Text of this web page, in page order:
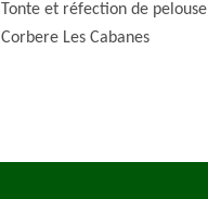
Tonte et réfection de pelouse
Corbere Les Cabanes